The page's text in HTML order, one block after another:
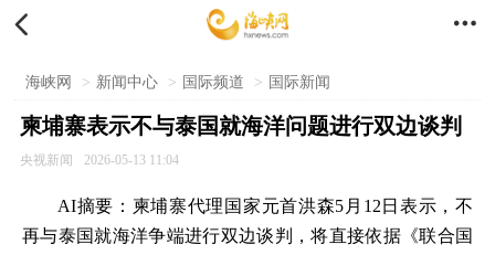
 
海峡网 > 新闻中心 > 国际频道 > 国际新闻
柬埔寨表示不与泰国就海洋问题进行双边谈判
央视新闻 2026-05-13 11:04
AI摘要：柬埔寨代理国家元首洪森5月12日表示，不
再与泰国就海洋争端进行双边谈判，将直接依据《联合国